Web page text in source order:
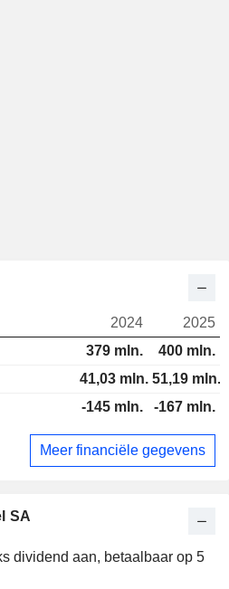
SA
dividend aan, betaalbaar op 5
2024
2025
379 mln.
400 mln.
41,03 mln. 51,19 mln.
-145 mln. -167 mln.
Meer financiële gegevens